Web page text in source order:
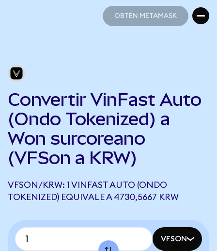
OBTÉN METAMASK
Convertir VinFast Auto
(Ondo Tokenized) a
Won surcoreano
(VFSon a KRW)
VFSON/KRW: 1 VINFAST AUTO (ONDO
TOKENIZED) EQUIVALE A 4730,5667 KRW
VFSON